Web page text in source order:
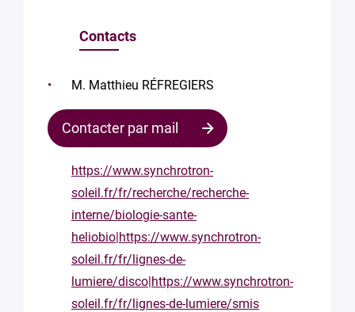
Contacts
M. Matthieu RÉFREGIERS
Contacter par mail
https://www.synchrotron-
soleil.fr/fr/recherche/recherche-
interne/biologie-sante-
heliobio|https://www.synchrotron-
soleil.fr/fr/lignes-de-
lumiere/disco|https://www.synchrotron-
soleil.fr/fr/lignes-de-lumiere/smis